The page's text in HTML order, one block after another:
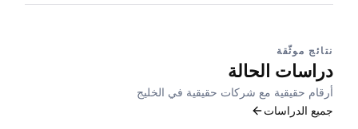
نتائج موثّقة
دراسات الحالة
أرقام حقيقية مع شركات حقيقية في الخليج
جميع الدراسات